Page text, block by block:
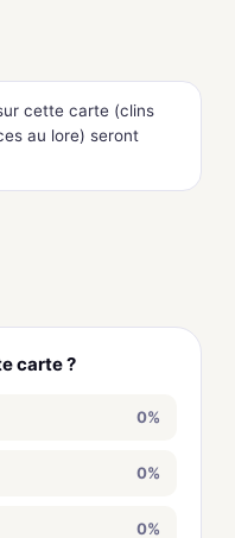
cette carte (clins
au lore) seront
carte ?
0%
0%
0%